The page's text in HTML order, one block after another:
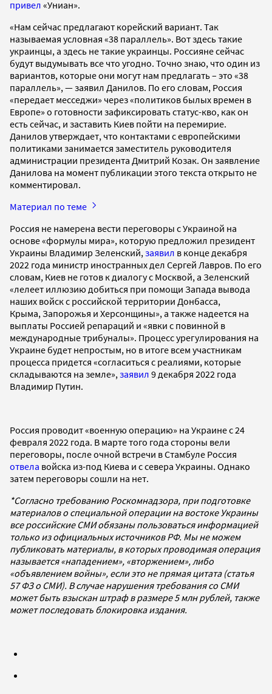
привел «Униан».
«Нам сейчас предлагают корейский вариант. Так
называемая условная «38 параллель». Вот здесь такие
украинцы, а здесь не такие украинцы. Россияне сейчас
будут выдумывать все что угодно. Точно знаю, что один из
вариантов, которые они могут нам предлагать – это «38
параллель», — заявил Данилов. По его словам, Россия
«передает месседжи» через «политиков былых времен в
Европе» о готовности зафиксировать статус-кво, как он
есть сейчас, и заставить Киев пойти на перемирие.
Данилов утверждает, что контактами с европейскими
политиками занимается заместитель руководителя
администрации президента Дмитрий Козак. Он заявление
Данилова на момент публикации этого текста открыто не
комментировал.
Материал по теме
Россия не намерена вести переговоры с Украиной на
основе «формулы мира», которую предложил президент
Украины Владимир Зеленский, заявил в конце декабря
2022 года министр иностранных дел Сергей Лавров. По его
словам, Киев не готов к диалогу с Москвой, а Зеленский
«лелеет иллюзию добиться при помощи Запада вывода
наших войск с российской территории Донбасса,
Крыма, Запорожья и Херсонщины», а также надеется на
выплаты Россией репараций и «явки с повинной в
международные трибуналы». Процесс урегулирования на
Украине будет непростым, но в итоге всем участникам
процесса придется «согласиться с реалиями, которые
складываются на земле», заявил 9 декабря 2022 года
Владимир Путин.
Россия проводит «военную операцию» на Украине с 24
февраля 2022 года. В марте того года стороны вели
переговоры, после очной встречи в Стамбуле Россия
отвела войска из-под Киева и с севера Украины. Однако
затем переговоры сошли на нет.
*Согласно требованию Роскомнадзора, при подготовке
материалов о специальной операции на востоке Украины
все российские СМИ обязаны пользоваться информацией
только из официальных источников РФ. Мы не можем
публиковать материалы, в которых проводимая операция
называется «нападением», «вторжением», либо
«объявлением войны», если это не прямая цитата (статья
57 ФЗ о СМИ). В случае нарушения требования со СМИ
может быть взыскан штраф в размере 5 млн рублей, также
может последовать блокировка издания.